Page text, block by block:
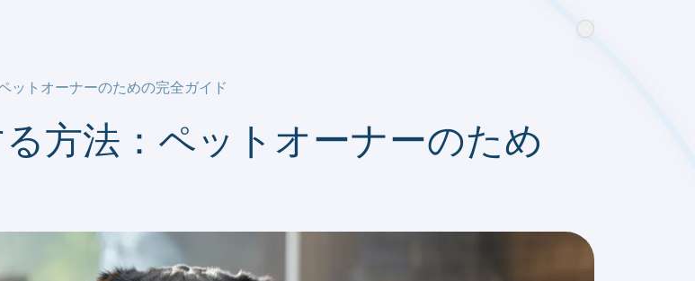
ットオーナーのための完全ガイド
方法：ペットオーナーのため